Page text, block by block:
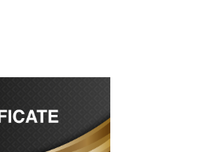
и
ПО в ремонтно-